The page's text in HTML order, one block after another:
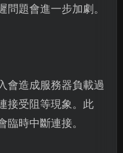
問題會進一步加劇。
會造成服務器負載過
接受阻等現象。此
時中斷連接。